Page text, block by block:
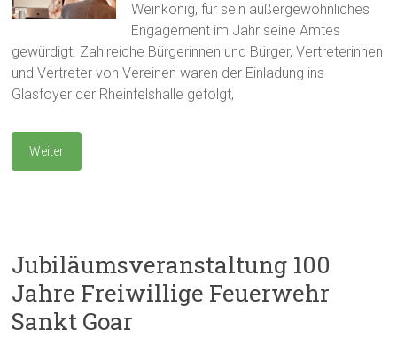
Weinkönig, für sein außergewöhnliches
Engagement im Jahr seine Amtes
gewürdigt. Zahlreiche Bürgerinnen und Bürger, Vertreterinnen
und Vertreter von Vereinen waren der Einladung ins
Glasfoyer der Rheinfelshalle gefolgt,
Weiter
Jubiläumsveranstaltung 100
Jahre Freiwillige Feuerwehr
Sankt Goar